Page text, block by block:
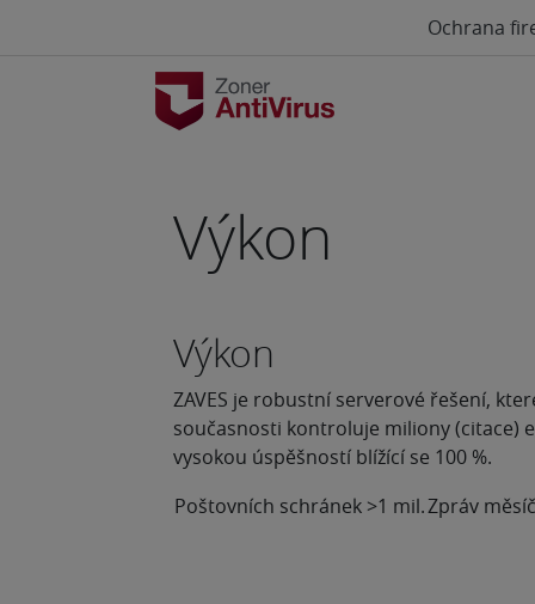
Ochrana
Výkon
Výkon
ZAVES je robustní serverové řešení,
současnosti kontroluje miliony (citace)
vysokou úspěšností blížící se 100 %.
Poštovních schránek >1 mil.Zpráv